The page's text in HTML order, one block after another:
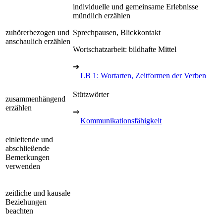
zuhörerbezogen und
anschaulich erzählen
individuelle und gemeinsame Erlebnisse
mündlich erzählen
Sprechpausen, Blickkontakt
Wortschatzarbeit: bildhafte Mittel
➔
LB 1: Wortarten, Zeitformen der Verben
zusammenhängend
erzählen
Stützwörter
⇒
Kommunikationsfähigkeit
einleitende und
abschließende
Bemerkungen
verwenden
zeitliche und kausale
Beziehungen
beachten